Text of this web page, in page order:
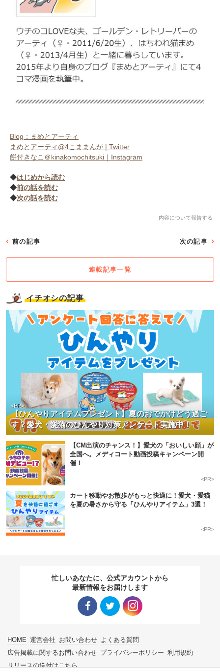
Blog：まめとアーティ
まめとアーティ@4こままんが | Twitter
餅付きなこ＠kinakomochitsuki｜Instagram
◆はじめから読む
◆前の話を読む
◆次の話を読む
内容について報告する
前の記事 次の記事
連載記事一覧
イチオシの記事
【ひんやりアイテムプレゼント】夏のおでかけどう過ご
す？愛犬・愛猫のひんやり対策アンケート実施中！
<PR>
【CM出演のチャンス！】愛犬の「おいしい顔」が
全国へ。メディコート動画投稿キャンペーン開
催！
<PR>
カート移動やお散歩がもっと快適に！愛犬・愛猫
を夏の暑さから守る「ひんやりアイテム」3選！
<PR>
忙しいあなたに、公式アカウントから
最新情報をお届けします
ク ク
HOME 運営会社 お問い合わせ よくある質問
広告掲載に関するお問い合わせ プライバシーポリシー 利用規約
リリースの送付はこちら